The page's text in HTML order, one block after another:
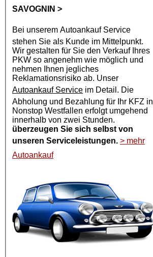
SAVOGNIN >
Bei unserem AutoankaufService
stehen Sie als Kunde im Mittelpunkt.
Wir gestalten für Sie den Verkauf Ihres
PKW so angenehm wie möglich und
nehmen Ihnen jegliches
Reklamationsrisiko ab. Unser
Autoankauf Service im Detail. Die
Abholung und Bezahlung für Ihr KFZ in
Nonstop Westfallen erfolgt umgehend
innerhalb von zwei Stunden.
überzeugen Sie sich selbst von
unseren Serviceleistungen. > mehr
Autoankauf